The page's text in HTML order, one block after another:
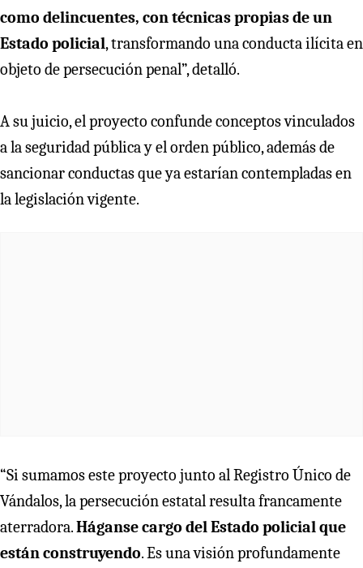
como delincuentes, con técnicas propias de un
Estado policial, transformando una conducta ilícita en
objeto de persecución penal”, detalló.
A su juicio, el proyecto confunde conceptos vinculados
a la seguridad pública y el orden público, además de
sancionar conductas que ya estarían contempladas en
la legislación vigente.
“Si sumamos este proyecto junto al Registro Único de
Vándalos, la persecución estatal resulta francamente
aterradora.Háganse cargo del Estado policial que
están construyendo. Es una visión profundamente